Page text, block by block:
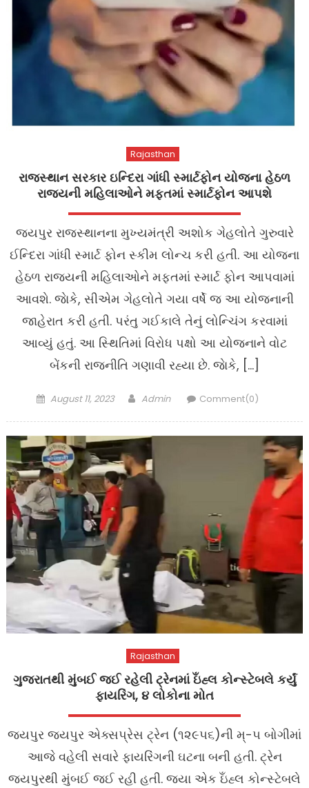
Rajasthan
રાજસ્થાન સરકાર ઇન્દિરા ગાંધી સ્માર્ટફોન યોજના હેઠળ
રાજ્યની મહિલાઓને મફતમાં સ્માર્ટફોન આપશે
જયપુર રાજસ્થાનના મુખ્યમંત્રી અશોક ગેહલોતે ગુરુવારે
ઈન્દિરા ગાંધી સ્માર્ટ ફોન સ્કીમ લોન્ચ કરી હતી. આ યોજના
હેઠળ રાજ્યની મહિલાઓને મફતમાં સ્માર્ટ ફોન આપવામાં
આવશે. જાેકે, સીએમ ગેહલોતે ગયા વર્ષે જ આ યોજનાની
જાહેરાત કરી હતી. પરંતુ ગઈકાલે તેનું લોન્ચિંગ કરવામાં
આવ્યું હતું. આ સ્થિતિમાં વિરોધ પક્ષો આ યોજનાને વોટ
બેંકની રાજનીતિ ગણાવી રહ્યા છે. જાેકે, […]
Posted
August 11, 2023 Author
Admin Comment(0)
Rajasthan
ગુજરાતથી મુંબઈ જઈ રહેલી ટ્રેનમાં ઇઁહ્લ કોન્સ્ટેબલે કર્યું
ફાયરિંગ, ૪ લોકોના મોત
જયપુર જયપુર એક્સપ્રેસ ટ્રેન (૧૨૯૫૬)ની મ્-૫ બોગીમાં
આજે વહેલી સવારે ફાયરિંગની ઘટના બની હતી. ટ્રેન
જયપુરથી મુંબઈ જઈ રહી હતી. જ્યા એક ઇઁહ્લ કોન્સ્ટેબલે